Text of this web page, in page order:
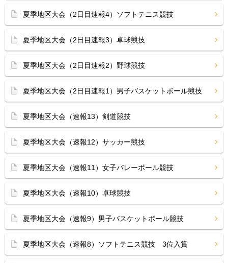
夏季地区大会（2日目速報4）ソフトテニス競技
夏季地区大会（2日目速報3）卓球競技
夏季地区大会（2日目速報2）野球競技
夏季地区大会（2日目速報1）男子バスケットボール競技
夏季地区大会（速報13）剣道競技
夏季地区大会（速報12）サッカー競技
夏季地区大会（速報11）女子バレーボール競技
夏季地区大会（速報10）卓球競技
夏季地区大会（速報9）男子バスケットボール競技
夏季地区大会（速報8）ソフトテニス競技 3位入賞